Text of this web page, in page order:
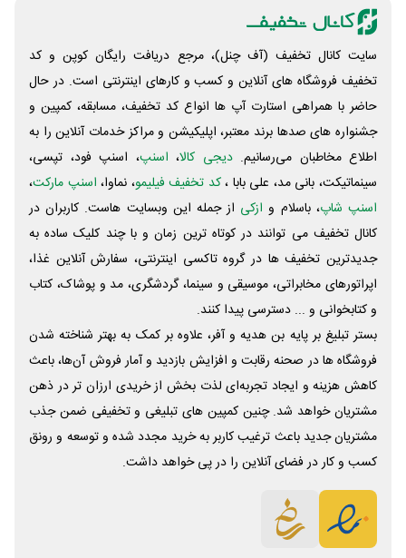
سایت کانال تخفیف (آف چنل)، مرجع دریافت رایگان کوپن و کد
تخفیف فروشگاه های آنلاین و کسب و‌ کارهای اینترنتی است. در حال
حاضر با همراهی استارت آپ ها انواع کد تخفیف، مسابقه، کمپین و
جشنواره های صدها برند معتبر، اپلیکیشن و مراکز خدمات آنلاین را به
اطلاع مخاطبان می‌رسانیم. دیجی کالا، اسنپ، اسنپ فود، تپسی،
سینماتیکت، بانی مد، علی‌ بابا ،کد تخفیف فیلیمو، نماوا، اسنپ مارکت،
اسنپ شاپ، باسلام و ازکی از جمله این وبسایت ‌هاست. کاربران در
کانال تخفیف می توانند در کوتاه ترین زمان و با چند کلیک ساده به
جدیدترین تخفیف ها در گروه تاکسی اینترنتی، سفارش آنلاین غذا،
اپراتورهای مخابراتی، موسیقی و سینما، گردشگری، مد و پوشاک، کتاب
و کتابخوانی و ... دسترسی پیدا کنند.
بستر تبلیغ بر پایه بن هدیه و آفر، علاوه بر کمک به بهتر شناخته شدن
فروشگاه ها در صحنه رقابت و افزایش بازدید و آمار فروش آن‌ها، باعث
کاهش هزینه و ایجاد تجربه‌ای لذت بخش از خریدی ارزان تر در ذهن
مشتریان خواهد شد. چنین کمپین های تبلیغی و تخفیفی ضمن جذب
مشتریان جدید باعث ترغیب کاربر به خرید مجدد شده و توسعه و رونق
کسب و کار در فضای آنلاین را در پی خواهد داشت.